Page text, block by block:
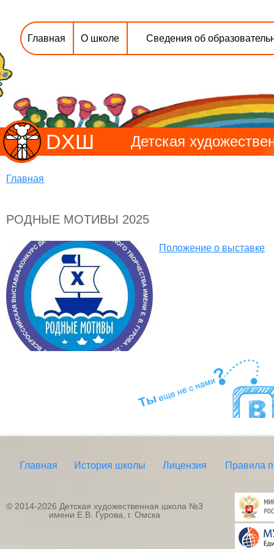
Главная О школе Сведения об
DХШ Детская
Главная
РОДНЫЕ МОТИВЫ 2025
Положение о выставке
Главная История школы Лицензия Правила
© 2014-2026 Детская художественная школа №3
имени Е.В. Гурова, г. Омска